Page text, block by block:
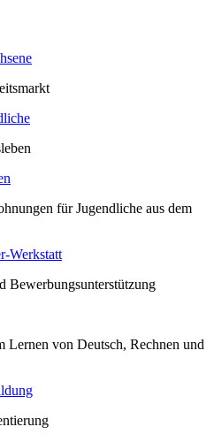
für Jugendliche aus dem
Werkstatt
Bewerbungsunterstützung
Lernen von Deutsch, Rechnen und